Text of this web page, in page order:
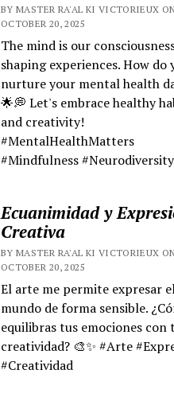
BY MASTER RA'AL KI VICTORIEUX
OCTOBER 20, 2025
The mind is our
shaping experiences. How do
nurture your mental health
🌟💭 Let's embrace healthy
and creativity!
#MentalHealthMatters
#Mindfulness #Neurodiversity
Ecuanimidad y
Creativa
BY MASTER RA'AL KI VICTORIEUX
OCTOBER 20, 2025
El arte me permite expresar
mundo de forma sensible.
equilibras tus emociones con
creatividad? 🎨✨ #Arte
#Creatividad